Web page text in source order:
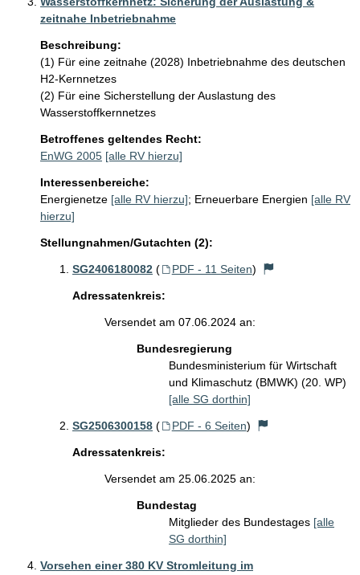
zeitnahe Inbetriebnahme
Beschreibung:
(1) Für eine zeitnahe (2028) Inbetriebnahme des deutschen
H2-Kernnetzes
(2) Für eine Sicherstellung der Auslastung des
Betroffenes geltendes Recht:
EnWG 2005 [alle RV hierzu]
Interessenbereiche:
Energienetze [alle RV hierzu]; Erneuerbare Energien [alle RV
hierzu]
Stellungnahmen/Gutachten (2):
SG2406180082 ( PDF - 11 Seiten)
Adressatenkreis:
Versendet am 07.06.2024 an:
Bundesregierung
Bundesministerium für Wirtschaft
und Klimaschutz (BMWK) (20. WP)
[alle SG dorthin]
SG2506300158 ( PDF - 6 Seiten)
Adressatenkreis:
Versendet am 25.06.2025 an:
Bundestag
Mitglieder des Bundestages [alle
SG dorthin]
Vorsehen einer 380 KV Stromleitung im